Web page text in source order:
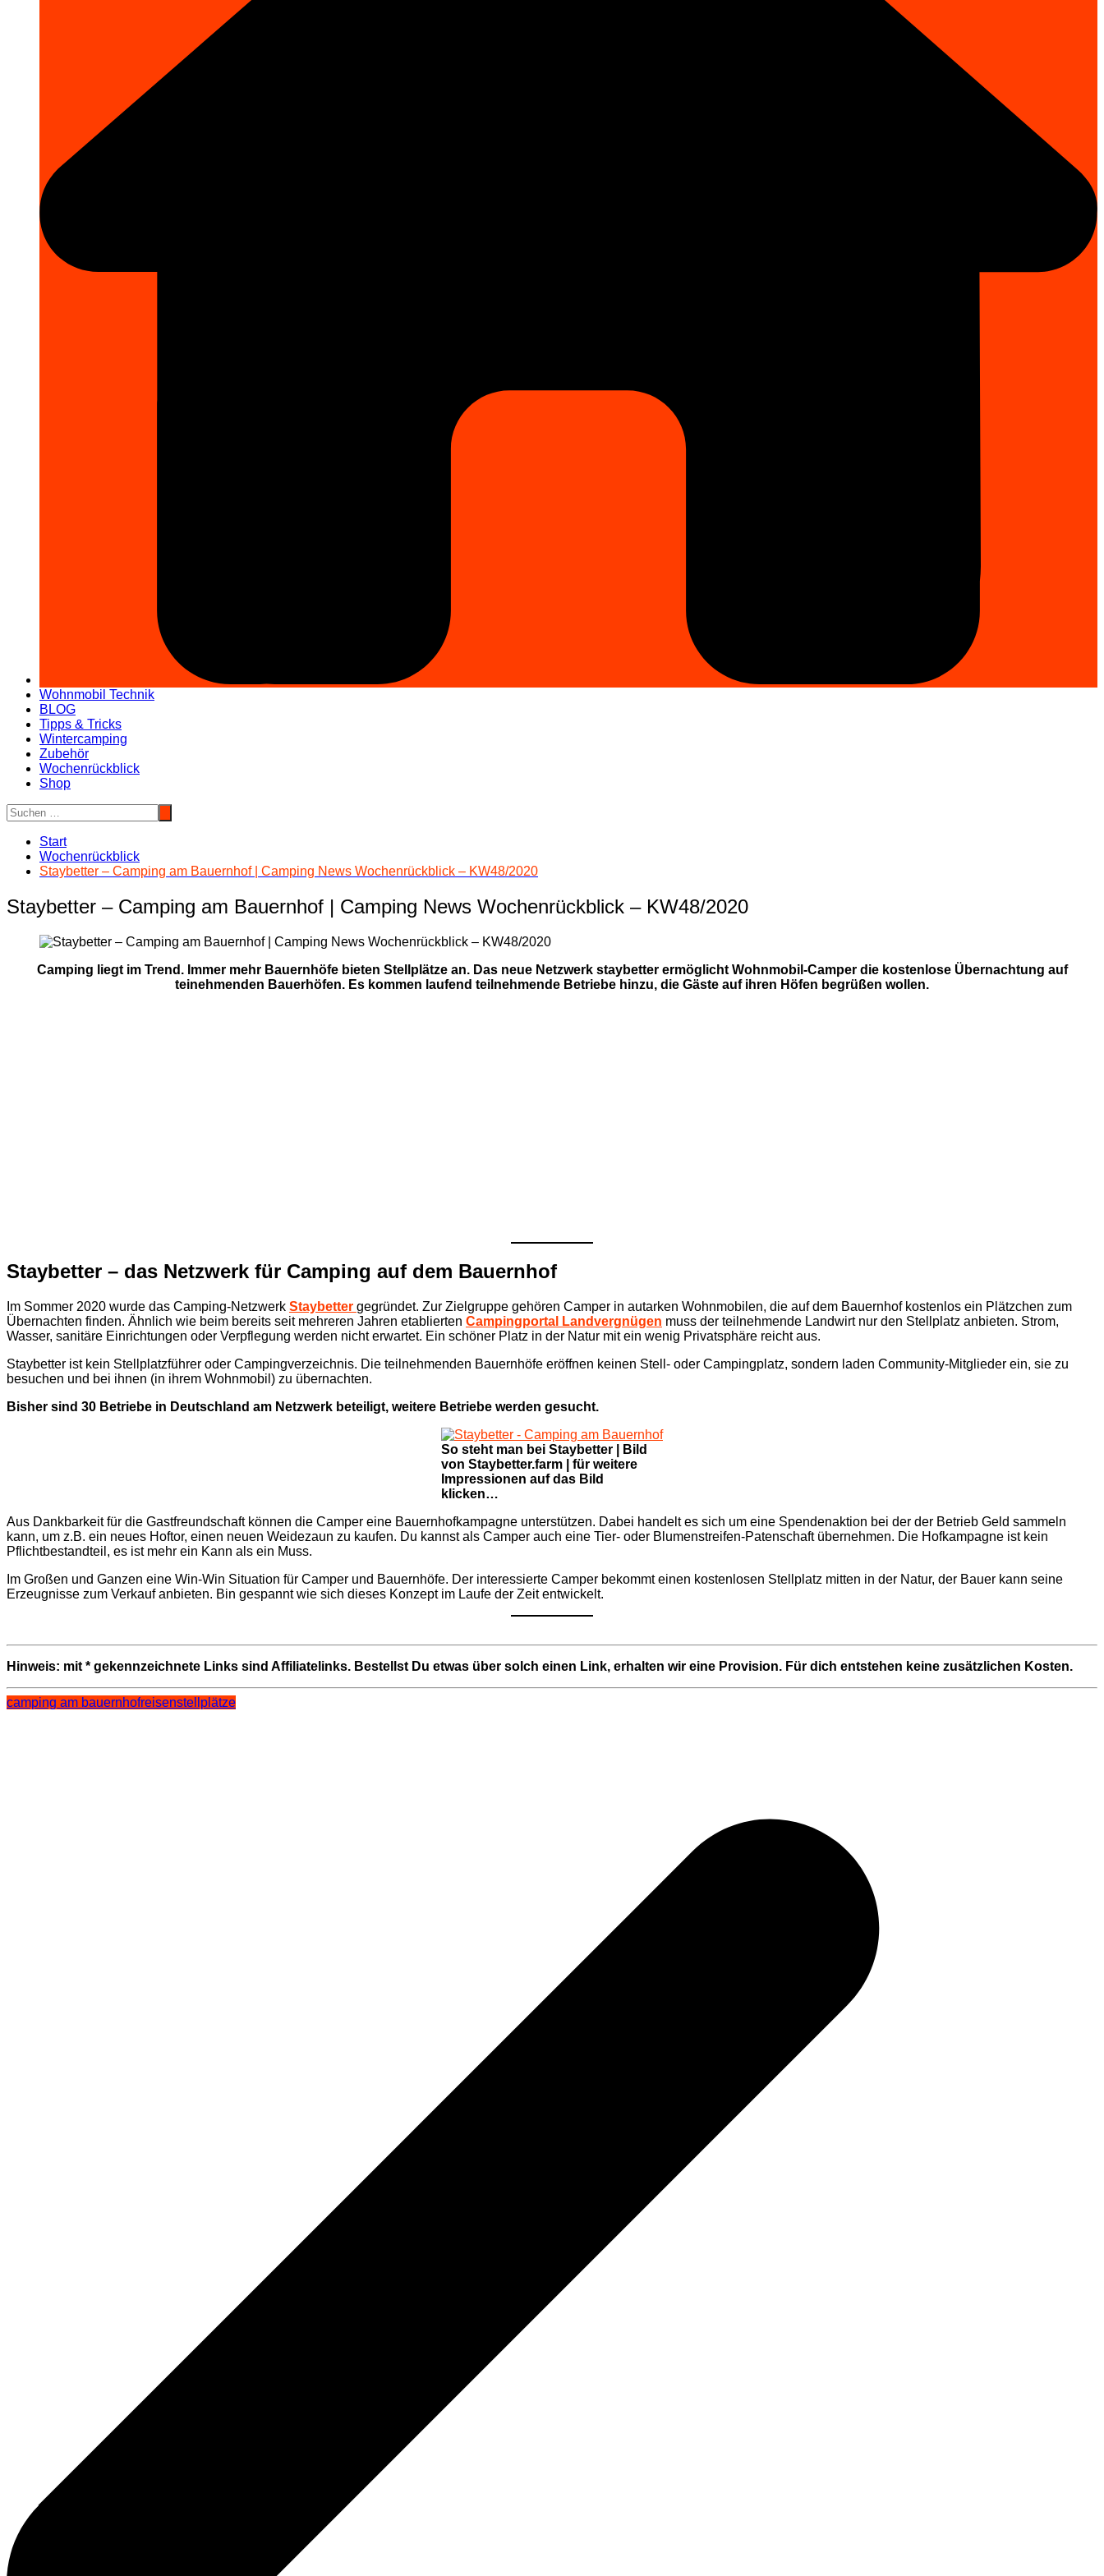
Wohnmobil Technik
BLOG
Tipps & Tricks
Wintercamping
Zubehör
Wochenrückblick
Shop
Start
Wochenrückblick
Staybetter – Camping am Bauernhof | Camping News Wochenrückblick – KW48/2020
Staybetter – Camping am Bauernhof | Camping News Wochenrückblick – KW48/2020
Camping liegt im Trend. Immer mehr Bauernhöfe bieten Stellplätze an. Das neue Netzwerk staybetter ermöglicht Wohnmobil-Camper die kostenlose Übernachtung auf
teinehmenden Bauerhöfen. Es kommen laufend teilnehmende Betriebe hinzu, die Gäste auf ihren Höfen begrüßen wollen.
Staybetter – das Netzwerk für Camping auf dem Bauernhof
Im Sommer 2020 wurde das Camping-Netzwerk Staybetter gegründet. Zur Zielgruppe gehören Camper in autarken Wohnmobilen, die auf dem Bauernhof kostenlos ein Plätzchen zum
Übernachten finden. Ähnlich wie beim bereits seit mehreren Jahren etablierten Campingportal Landvergnügen muss der teilnehmende Landwirt nur den Stellplatz anbieten. Strom,
Wasser, sanitäre Einrichtungen oder Verpflegung werden nicht erwartet. Ein schöner Platz in der Natur mit ein wenig Privatsphäre reicht aus.
Staybetter ist kein Stellplatzführer oder Campingverzeichnis. Die teilnehmenden Bauernhöfe eröffnen keinen Stell- oder Campingplatz, sondern laden Community-Mitglieder ein, sie zu
besuchen und bei ihnen (in ihrem Wohnmobil) zu übernachten.
Bisher sind 30 Betriebe in Deutschland am Netzwerk beteiligt, weitere Betriebe werden gesucht.
So steht man bei Staybetter | Bild
von Staybetter.farm | für weitere
Impressionen auf das Bild
klicken…
Aus Dankbarkeit für die Gastfreundschaft können die Camper eine Bauernhofkampagne unterstützen. Dabei handelt es sich um eine Spendenaktion bei der der Betrieb Geld sammeln
kann, um z.B. ein neues Hoftor, einen neuen Weidezaun zu kaufen. Du kannst als Camper auch eine Tier- oder Blumenstreifen-Patenschaft übernehmen. Die Hofkampagne ist kein
Pflichtbestandteil, es ist mehr ein Kann als ein Muss.
Im Großen und Ganzen eine Win-Win Situation für Camper und Bauernhöfe. Der interessierte Camper bekommt einen kostenlosen Stellplatz mitten in der Natur, der Bauer kann seine
Erzeugnisse zum Verkauf anbieten. Bin gespannt wie sich dieses Konzept im Laufe der Zeit entwickelt.
Hinweis: mit * gekennzeichnete Links sind Affiliatelinks. Bestellst Du etwas über solch einen Link, erhalten wir eine Provision. Für dich entstehen keine zusätzlichen Kosten.
camping am bauernhofreisenstellplätze